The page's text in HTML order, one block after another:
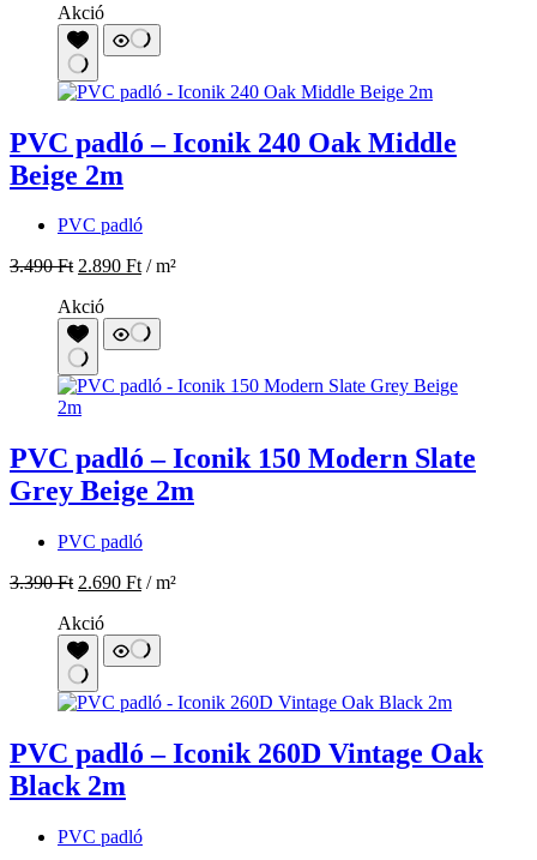
Akció
PVC padló – Iconik 240 Oak Middle
Beige 2m
PVC padló
3.490Ft 2.890 Ft/ m²
Akció
PVC padló – Iconik 150 Modern Slate
Grey Beige 2m
PVC padló
3.390Ft 2.690 Ft / m²
Akció
PVC padló – Iconik 260D Vintage Oak
Black 2m
PVC padló